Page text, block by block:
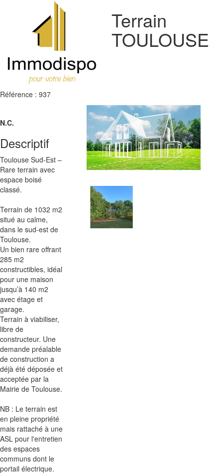
Terrain
TOULOUSE
Référence : 937
N.C.
Descriptif
Toulouse Sud-Est –
Rare terrain avec
espace boisé
classé.
Terrain de 1032 m2
situé au calme,
dans le sud-est de
Toulouse.
Un bien rare offrant
285 m2
constructibles, idéal
pour une maison
jusqu’à 140 m2
avec étage et
garage.
Terrain à viabiliser,
libre de
constructeur. Une
demande préalable
de construction a
déjà été déposée et
acceptée par la
Mairie de Toulouse.
NB : Le terrain est
en pleine propriété
mais rattaché à une
ASL pour l'entretien
des espaces
communs dont le
portail électrique.